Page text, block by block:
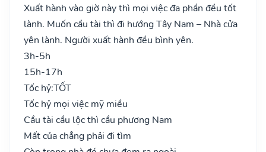
Xuất hành vào giờ này thì mọi việc đa phần đều tốt
lành. Muốn cầu tài thì đi hướng Tây Nam – Nhà cửa
yên lành. Người xuất hành đều bình yên.
3h-5h
15h-17h
Tốc hỷ:TỐT
Tốc hỷ mọi việc mỹ miều
Cầu tài cầu lộc thì cầu phương Nam
Mất của chẳng phải đi tìm